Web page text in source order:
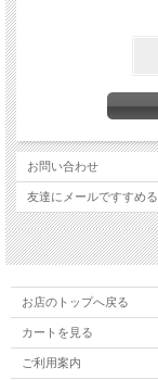
お問い合わせ
友達にメールですすめる
お店のトップへ戻る
カートを見る
ご利用案内